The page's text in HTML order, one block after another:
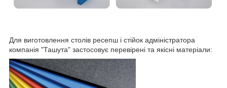
Для виготовлення столів ресепш і стійок адміністратора
компанія "Ташута" застосовує перевірені та якісні матеріали: